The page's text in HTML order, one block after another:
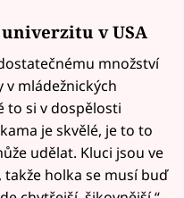
v USA
množství
mládežnických
to si v dospělosti
je skvělé, je to to
udělat. Kluci jsou ve
takže holka se musí buď